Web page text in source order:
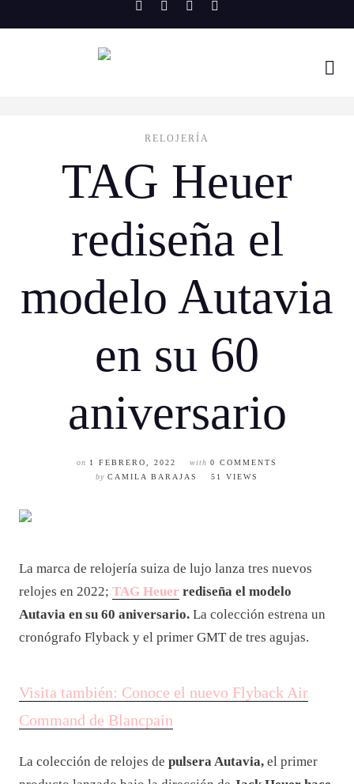
to
RELOJERÍA
TAG Heuer
rediseña el
modelo Autavia
en su 60
aniversario
on 1 FEBRERO, 2022 with 0 COMMENTS
by CAMILA BARAJAS 51 VIEWS
La marca de relojería suiza de lujo lanza tres nuevos
relojes en 2022; TAG Heuer rediseña el modelo
Autavia en su 60 aniversario. La colección estrena un
cronógrafo Flyback y el primer GMT de tres agujas.
Visita también: Conoce el nuevo Flyback Air
Command de Blancpain
La colección de relojes de pulsera Autavia, el primer